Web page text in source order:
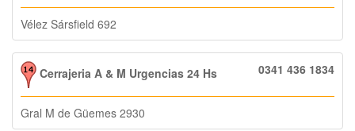
Vélez Sársfield 692
Cerrajeria A & M Urgencias 24 Hs 0341 436 1834
Gral M de Güemes 2930